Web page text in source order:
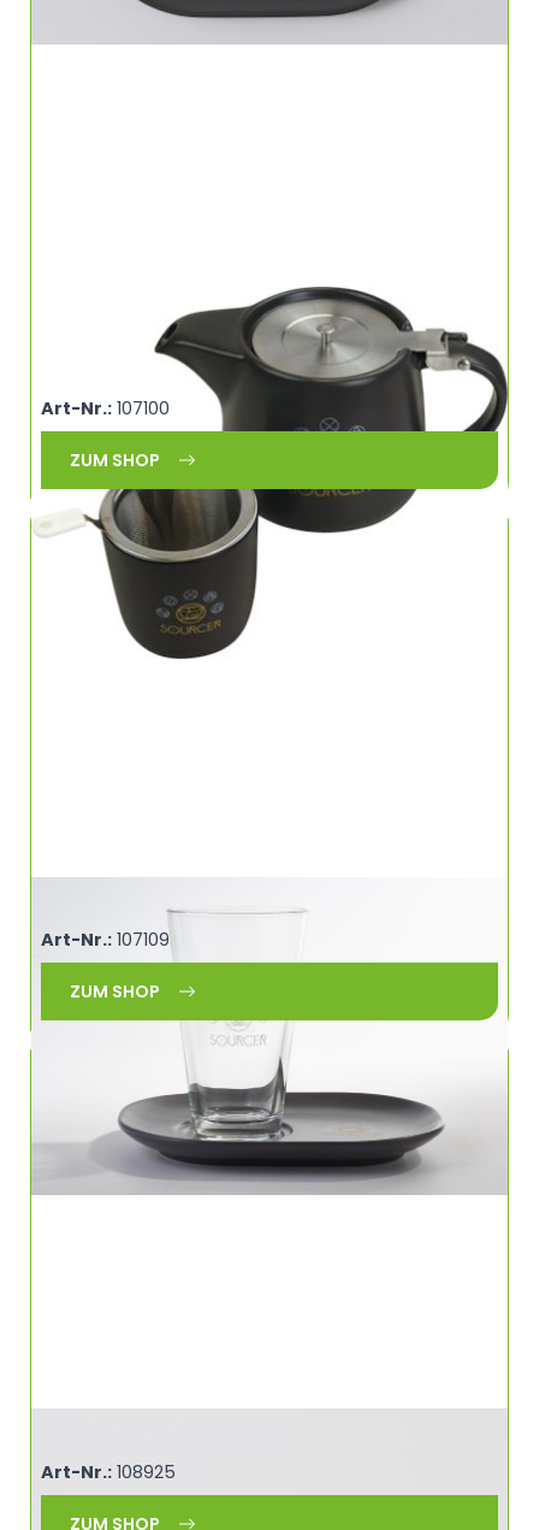
SOURCER Teekanne mit Edelstahldeckel Sieb
und Siebablage 450 ml SOURCER 460901
Art-Nr.:107100
ZUM SHOP
Art-Nr.:107109
ZUM SHOP
Art-Nr.:108925
ZUM SHOP